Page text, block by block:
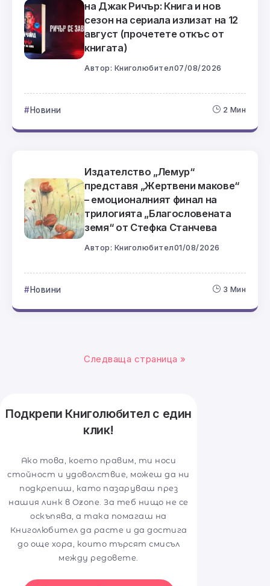
на Джак Ричър: Книга и нов
сезон на сериала излизат на 12
август (прочетете откъс от
книгата)
Автор: Книголюбител07/08/2026
Новини 2 Мин
Издателство „Лемур“
представя „Жертвени макове“
– емоционалният финал на
трилогията „Благословената
земя“ от Стефка Станчева
Автор: Книголюбител01/08/2026
Новини 3 Мин
Следваща страница »
Подкрепи Книголюбител с един
клик!
Ако това, което правим, ти носи
стойност и удоволствие, можеш да ни
подкрепиш, като пазаруваш през
нашия линк в Ozone. За теб нищо не се
оскъпява, а така помагаш на
Книголюбител да расте и да достига
до още хора, които търсят смисъл
между редовете.